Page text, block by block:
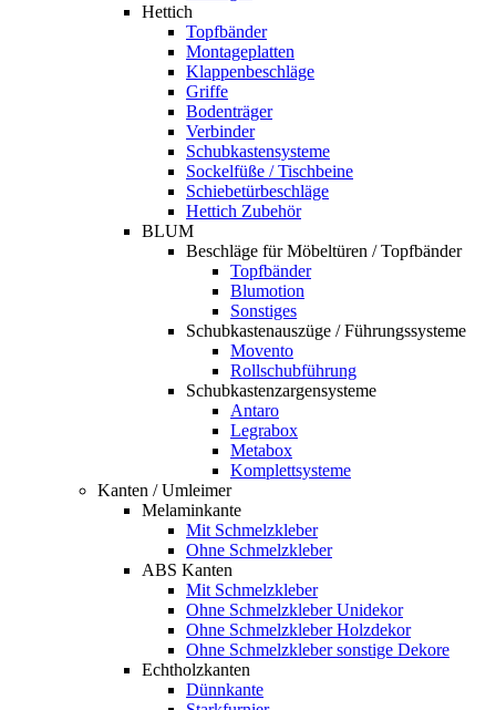
Hettich
Topfbänder
Montageplatten
Klappenbeschläge
Griffe
Bodenträger
Verbinder
Schubkastensysteme
Sockelfüße / Tischbeine
Schiebetürbeschläge
Hettich Zubehör
BLUM
Beschläge für Möbeltüren / Topfbänder
Topfbänder
Blumotion
Sonstiges
Schubkastenauszüge / Führungssysteme
Movento
Rollschubführung
Schubkastenzargensysteme
Antaro
Legrabox
Metabox
Komplettsysteme
Kanten / Umleimer
Melaminkante
Mit Schmelzkleber
Ohne Schmelzkleber
ABS Kanten
Mit Schmelzkleber
Ohne Schmelzkleber Unidekor
Ohne Schmelzkleber Holzdekor
Ohne Schmelzkleber sonstige Dekore
Echtholzkanten
Dünnkante